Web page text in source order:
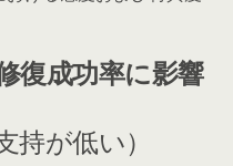
復成功率に影響
持が低い）